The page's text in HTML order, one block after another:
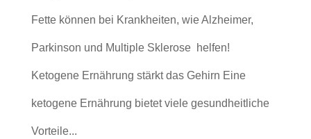
Fette können bei Krankheiten, wie Alzheimer,
Parkinson und Multiple Sklerose helfen!
Ketogene Ernährung stärkt das Gehirn Eine
ketogene Ernährung bietet viele gesundheitliche
Vorteile...